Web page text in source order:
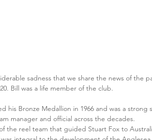
sadness that we share the news of the
Bill was a life member of the club.
his Bronze Medallion in 1966 and was a
manager and official across the decades.
the reel team that guided Stuart Fox to